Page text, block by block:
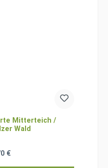
Mitterteich /
Wald
Preis:
€